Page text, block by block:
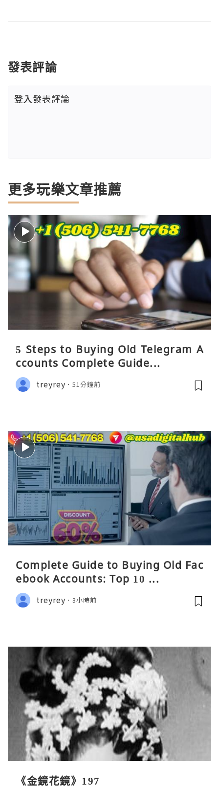
發表評論
登入發表評論
更多玩樂文章推薦
5 Steps to Buying Old Telegram A
ccounts Complete Guide...
treyrey 51分鐘前
Complete Guide to Buying Old Fac
ebook Accounts: Top 10 ...
treyrey 3小時前
《金鏡花鏡》197